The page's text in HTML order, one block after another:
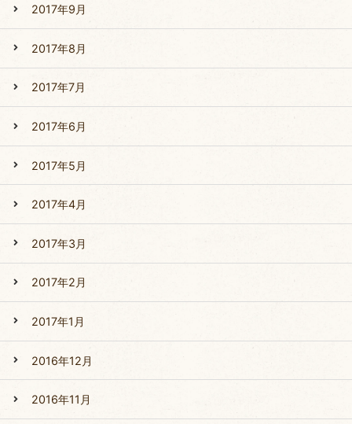
2017年9月
2017年8月
2017年7月
2017年6月
2017年5月
2017年4月
2017年3月
2017年2月
2017年1月
2016年12月
2016年11月